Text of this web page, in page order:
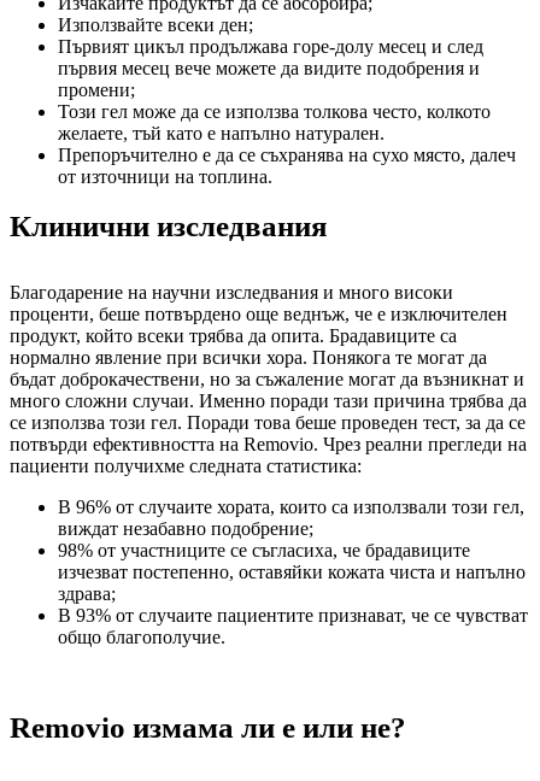
Използвайте всеки ден;
Първият цикъл продължава горе-долу месец и след
първия месец вече можете да видите подобрения и
промени;
Този гел може да се използва толкова често, колкото
желаете, тъй като е напълно натурален.
Препоръчително е да се съхранява на сухо място, далеч
от източници на топлина.
Клинични изследвания
Благодарение на научни изследвания и много високи
проценти, беше потвърдено още веднъж, че е изключителен
продукт, който всеки трябва да опита. Брадавиците са
нормално явление при всички хора. Понякога те могат да
бъдат доброкачествени, но за съжаление могат да възникнат и
много сложни случаи. Именно поради тази причина трябва да
се използва този гел. Поради това беше проведен тест, за да се
потвърди ефективността на Removio. Чрез реални прегледи на
пациенти получихме следната статистика:
В 96% от случаите хората, които са използвали този гел,
виждат незабавно подобрение;
98% от участниците се съгласиха, че брадавиците
изчезват постепенно, оставяйки кожата чиста и напълно
здрава;
В 93% от случаите пациентите признават, че се чувстват
общо благополучие.
Removio измама ли е или не?